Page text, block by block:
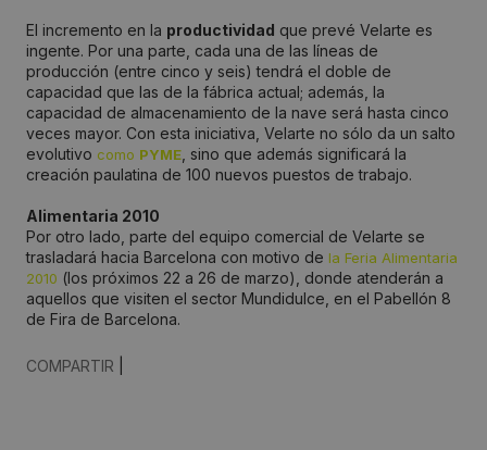
El incremento en la productividad que prevé Velarte es
ingente. Por una parte, cada una de las líneas de
producción (entre cinco y seis) tendrá el doble de
capacidad que las de la fábrica actual; además, la
capacidad de almacenamiento de la nave será hasta cinco
veces mayor. Con esta iniciativa, Velarte no sólo da un salto
evolutivo como PYME , sino que además significará la
creación paulatina de 100 nuevos puestos de trabajo.
Alimentaria 2010
Por otro lado, parte del equipo comercial de Velarte se
trasladará hacia Barcelona con motivo de la Feria Alimentaria
2010 (los próximos 22 a 26 de marzo), donde atenderán a
aquellos que visiten el sector Mundidulce, en el Pabellón 8
de Fira de Barcelona.
COMPARTIR